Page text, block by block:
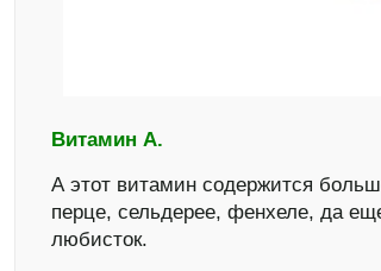
Витамин А.
А этот витамин содержится
перце, сельдерее, фенхеле, да
любисток.